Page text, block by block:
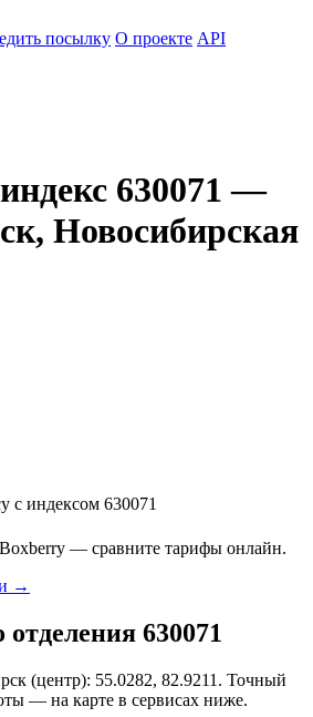
посылку О проекте API
630071 —
Новосибирская
с индексом 630071
— сравните тарифы онлайн.
→
отделения 630071
(центр): 55.0282, 82.9211. Точный
— на карте в сервисах ниже.